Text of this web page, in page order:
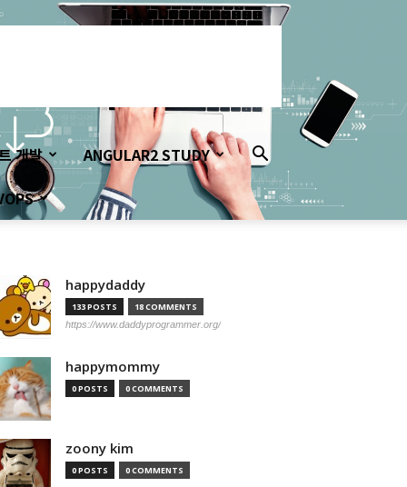
개발
ANGULAR2 STUDY
happydaddy
133 POSTS 18 COMMENTS
https://www.daddyprogrammer.org/
happymommy
0 POSTS 0 COMMENTS
zoony kim
0 POSTS 0 COMMENTS